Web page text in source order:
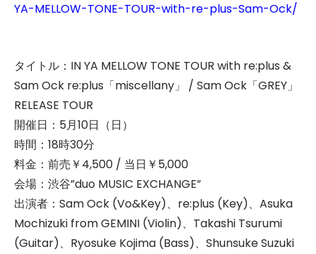
YA-MELLOW-TONE-TOUR-with-re-plus-Sam-Ock/
タイトル：IN YA MELLOW TONE TOUR with re:plus &
Sam Ock re:plus「miscellany」 / Sam Ock「GREY」
RELEASE TOUR
開催日：5月10日（日）
時間：18時30分
料金：前売￥4,500 / 当日￥5,000
会場：渋谷”duo MUSIC EXCHANGE”
出演者：Sam Ock (Vo&Key)、re:plus (Key)、Asuka
Mochizuki from GEMINI (Violin)、Takashi Tsurumi
(Guitar)、Ryosuke Kojima (Bass)、Shunsuke Suzuki